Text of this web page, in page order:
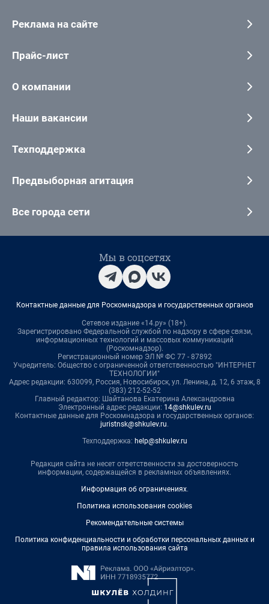
Реклама на сайте
Прайс-лист
О компании
Наши вакансии
Техподдержка
Предвыборная агитация
Все города сети
Мы в соцсетях
Контактные данные для Роскомнадзора и государственных органов
Сетевое издание «14.ру» (18+).
Зарегистрировано Федеральной службой по надзору в сфере связи,
информационных технологий и массовых коммуникаций
(Роскомнадзор).
Регистрационный номер ЭЛ № ФС 77 - 87892
Учредитель: Общество с ограниченной ответственностью "ИНТЕРНЕТ
ТЕХНОЛОГИИ"
Адрес редакции: 630099, Россия, Новосибирск, ул. Ленина, д. 12, 6 этаж, 8
(383) 212-52-52
Главный редактор: Шайтанова Екатерина Александровна
Электронный адрес редакции: 14@shkulev.ru
Контактные данные для Роскомнадзора и государственных органов:
juristnsk@shkulev.ru.
Техподдержка: help@shkulev.ru
Редакция сайта не несет ответственности за достоверность
информации, содержащейся в рекламных объявлениях.
Информация об ограничениях.
Политика использования cookies
Рекомендательные системы
Политика конфиденциальности и обработки персональных данных и
правила использования сайта